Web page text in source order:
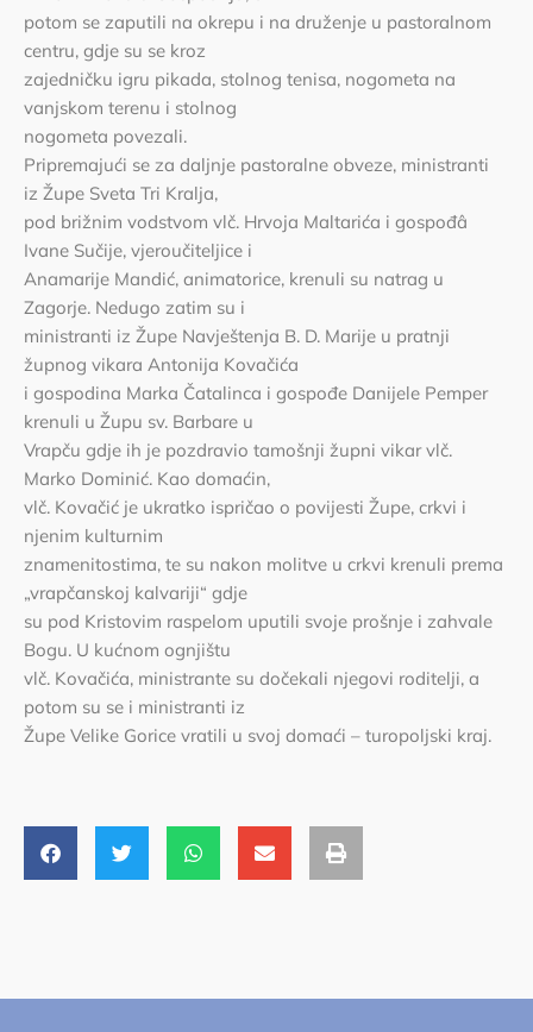
potom se zaputili na okrepu i na druženje u pastoralnom
centru, gdje su se kroz
zajedničku igru pikada, stolnog tenisa, nogometa na
vanjskom terenu i stolnog
nogometa povezali.
Pripremajući se za daljnje pastoralne obveze, ministranti
iz Župe Sveta Tri Kralja,
pod brižnim vodstvom vlč. Hrvoja Maltarića i gospođâ
Ivane Sučije, vjeroučiteljice i
Anamarije Mandić, animatorice, krenuli su natrag u
Zagorje. Nedugo zatim su i
ministranti iz Župe Navještenja B. D. Marije u pratnji
župnog vikara Antonija Kovačića
i gospodina Marka Čatalinca i gospođe Danijele Pemper
krenuli u Župu sv. Barbare u
Vrapču gdje ih je pozdravio tamošnji župni vikar vlč.
Marko Dominić. Kao domaćin,
vlč. Kovačić je ukratko ispričao o povijesti Župe, crkvi i
njenim kulturnim
znamenitostima, te su nakon molitve u crkvi krenuli prema
„vrapčanskoj kalvariji“ gdje
su pod Kristovim raspelom uputili svoje prošnje i zahvale
Bogu. U kućnom ognjištu
vlč. Kovačića, ministrante su dočekali njegovi roditelji, a
potom su se i ministranti iz
Župe Velike Gorice vratili u svoj domaći – turopoljski kraj.